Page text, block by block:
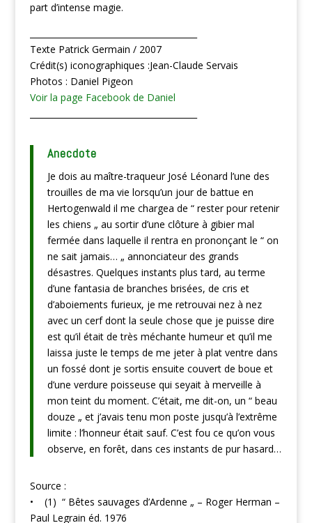
part d’intense magie.
Texte Patrick Germain / 2007
Crédit(s) iconographiques :Jean-Claude Servais
Photos : Daniel Pigeon
Voir la page Facebook de Daniel
Anecdote
Je dois au maître-traqueur José Léonard l’une des
trouilles de ma vie lorsqu’un jour de battue en
Hertogenwald il me chargea de “ rester pour retenir
les chiens „ au sortir d’une clôture à gibier mal
fermée dans laquelle il rentra en prononçant le “ on
ne sait jamais… „ annonciateur des grands
désastres. Quelques instants plus tard, au terme
d’une fantasia de branches brisées, de cris et
d’aboiements furieux, je me retrouvai nez à nez
avec un cerf dont la seule chose que je puisse dire
est qu’il était de très méchante humeur et qu’il me
laissa juste le temps de me jeter à plat ventre dans
un fossé dont je sortis ensuite couvert de boue et
d’une verdure poisseuse qui seyait à merveille à
mon teint du moment. C’était, me dit-on, un “ beau
douze „ et j’avais tenu mon poste jusqu’à l’extrême
limite : l’honneur était sauf. C’est fou ce qu’on vous
observe, en forêt, dans ces instants de pur hasard…
Source :
• (1) “ Bêtes sauvages d’Ardenne „ – Roger Herman –
Paul Legrain éd. 1976